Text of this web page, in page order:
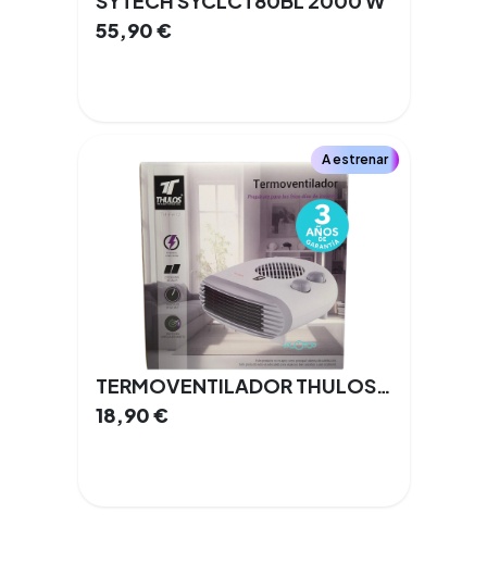
55,90€
A estrenar
TERMOVENTILADOR THULOS TH-FH12 1000/2000W
18,90€